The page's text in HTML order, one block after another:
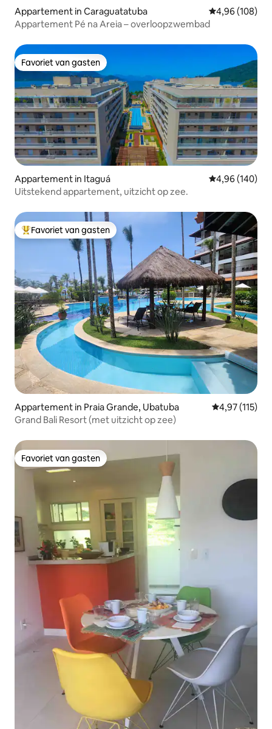
Appartement in Caraguatatuba Gemiddelde
4,96 (108)
Appartement Pé na Areia – overloopzwembad
Favoriet van gasten
Favoriet van gasten
Appartement in Itaguá Gemiddelde
4,96 (140)
Uitstekend appartement, uitzicht op zee.
Topfavoriet van gasten
Favoriet van gasten
Appartement in Praia Grande, Ubatuba Gemiddelde
4,97 (115)
Grand Bali Resort (met uitzicht op zee)
Favoriet van gasten
Favoriet van gasten